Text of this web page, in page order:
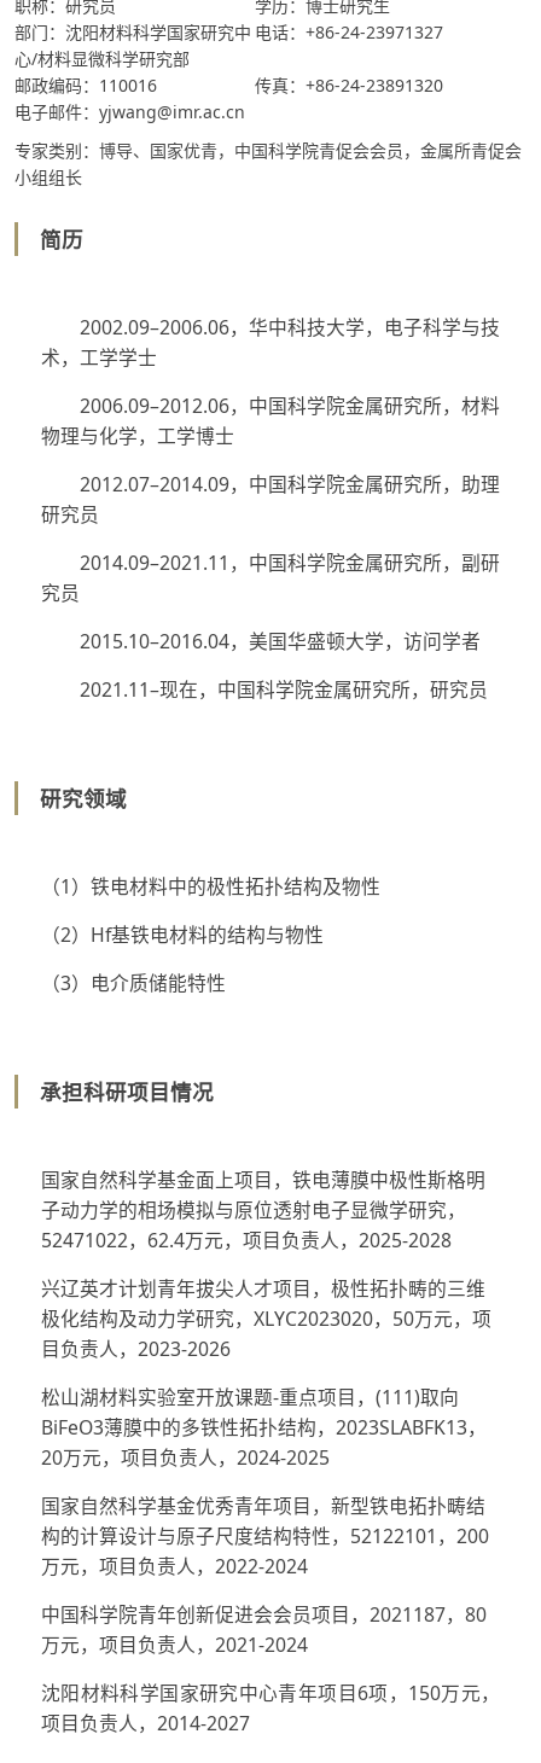
职称：研究员
学历：博士研究生
部门：沈阳材料科学国家研究中
心/材料显微科学研究部
电话：+86-24-23971327
邮政编码：110016
传真：+86-24-23891320
电子邮件：yjwang@imr.ac.cn
专家类别：博导、国家优青，中国科学院青促会会员，金属所青促会
小组组长
简历
2002.09–2006.06，华中科技大学，电子科学与技
术，工学学士
2006.09–2012.06，中国科学院金属研究所，材料
物理与化学，工学博士
2012.07–2014.09，中国科学院金属研究所，助理
研究员
2014.09–2021.11，中国科学院金属研究所，副研
究员
2015.10–2016.04，美国华盛顿大学，访问学者
2021.11–现在，中国科学院金属研究所，研究员
研究领域
（1）铁电材料中的极性拓扑结构及物性
（2）Hf基铁电材料的结构与物性
（3）电介质储能特性
承担科研项目情况
国家自然科学基金面上项目，铁电薄膜中极性斯格明
子动力学的相场模拟与原位透射电子显微学研究，
52471022，62.4万元，项目负责人，2025-2028
兴辽英才计划青年拔尖人才项目，极性拓扑畴的三维
极化结构及动力学研究，XLYC2023020，50万元，项
目负责人，2023-2026
松山湖材料实验室开放课题-重点项目，(111)取向
BiFeO3薄膜中的多铁性拓扑结构，2023SLABFK13，
20万元，项目负责人，2024-2025
国家自然科学基金优秀青年项目，新型铁电拓扑畴结
构的计算设计与原子尺度结构特性，52122101，200
万元，项目负责人，2022-2024
中国科学院青年创新促进会会员项目，2021187，80
万元，项目负责人，2021-2024
沈阳材料科学国家研究中心青年项目6项，150万元，
项目负责人，2014-2027